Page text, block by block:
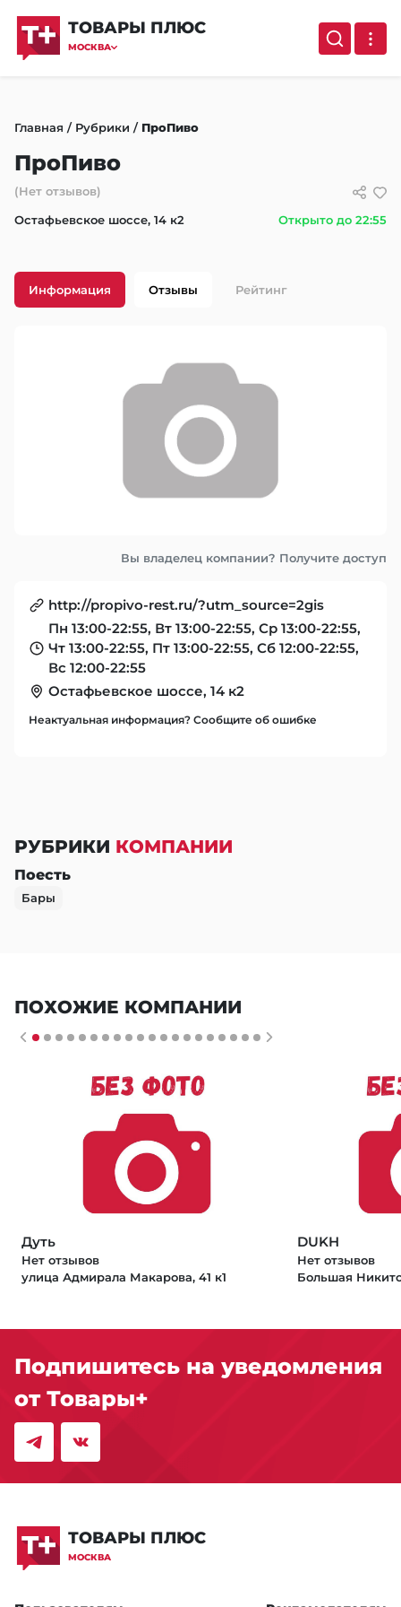
ТОВАРЫ ПЛЮС
МОСКВА
Главная / Рубрики / ПроПиво
ПроПиво
(Нет отзывов)
Остафьевское шоссе, 14 к2
Открыто до 22:55
Информация Отзывы Рейтинг
Вы владелец компании? Получите доступ
http://propivo-rest.ru/?utm_source=2gis
Пн 13:00-22:55, Вт 13:00-22:55, Ср 13:00-22:55,
Чт 13:00-22:55, Пт 13:00-22:55, Сб 12:00-22:55,
Вс 12:00-22:55
Остафьевское шоссе, 14 к2
Неактуальная информация? Сообщите об ошибке
РУБРИКИ КОМПАНИИ
Поесть
Бары
ПОХОЖИЕ КОМПАНИИ
Дуть
Нет отзывов
улица Адмирала Макарова, 41 к1
DUKH
Нет отзывов
Большая
Подпишитесь на уведомления
от Товары+
ТОВАРЫ ПЛЮС
МОСКВА